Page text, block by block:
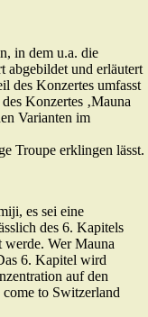
in dem u.a. die
abgebildet und erläutert
des Konzertes umfasst
Konzertes ‚Mauna
Varianten im
Troupe erklingen lässt.
es sei eine
des 6. Kapitels
werde. Wer Mauna
6. Kapitel wird
auf den
to Switzerland